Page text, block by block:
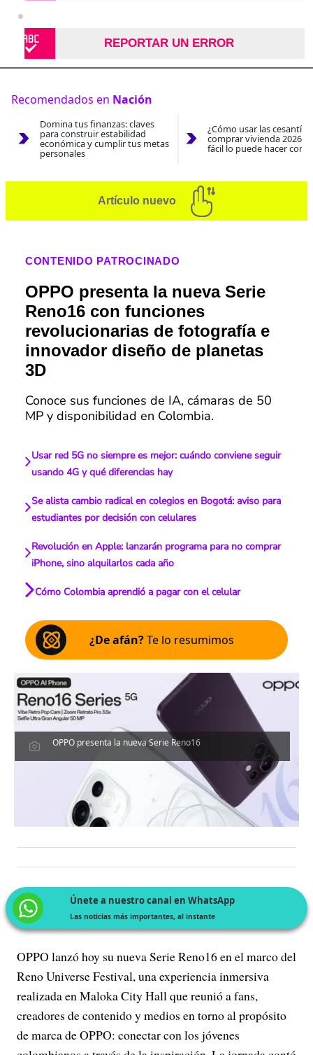
REPORTAR UN ERROR
Recomendados en Nación
Domina tus finanzas: claves
para construir estabilidad
económica y cumplir tus metas
personales
¿Cómo usar las
comprar vivienda 2026?
fácil lo puede hacer con
Artículo nuevo
CONTENIDO PATROCINADO
OPPO presenta la nueva Serie
Reno16 con funciones
revolucionarias de fotografía e
innovador diseño de planetas
3D
Conoce sus funciones de IA, cámaras de 50
MP y disponibilidad en Colombia.
Usar red 5G no siempre es mejor: cuándo conviene seguir
usando 4G y qué diferencias hay
Se alista cambio radical en colegios en Bogotá: aviso para
estudiantes por decisión con celulares
Revolución en Apple: lanzarán programa para no comprar
iPhone, sino alquilarlos cada año
Cómo Colombia aprendió a pagar con el celular
¿De afán?Te lo resumimos
OPPO presenta la nueva Serie Reno16
Únete a nuestro canal en WhatsApp
Las noticias más importantes, al instante
OPPO lanzó hoy su nueva Serie Reno16 en el marco del
Reno Universe Festival, una experiencia inmersiva
realizada en Maloka City Hall que reunió a fans,
creadores de contenido y medios en torno al propósito
de marca de OPPO: conectar con los jóvenes